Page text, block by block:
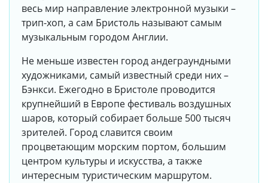
весь мир направление электронной музыки –
трип-хоп, а сам Бристоль называют самым
музыкальным городом Англии.
Не меньше известен город андеграундными
художниками, самый известный среди них –
Бэнкси. Ежегодно в Бристоле проводится
крупнейший в Европе фестиваль воздушных
шаров, который собирает больше 500 тысяч
зрителей. Город славится своим
процветающим морским портом, большим
центром культуры и искусства, а также
интересным туристическим маршрутом.